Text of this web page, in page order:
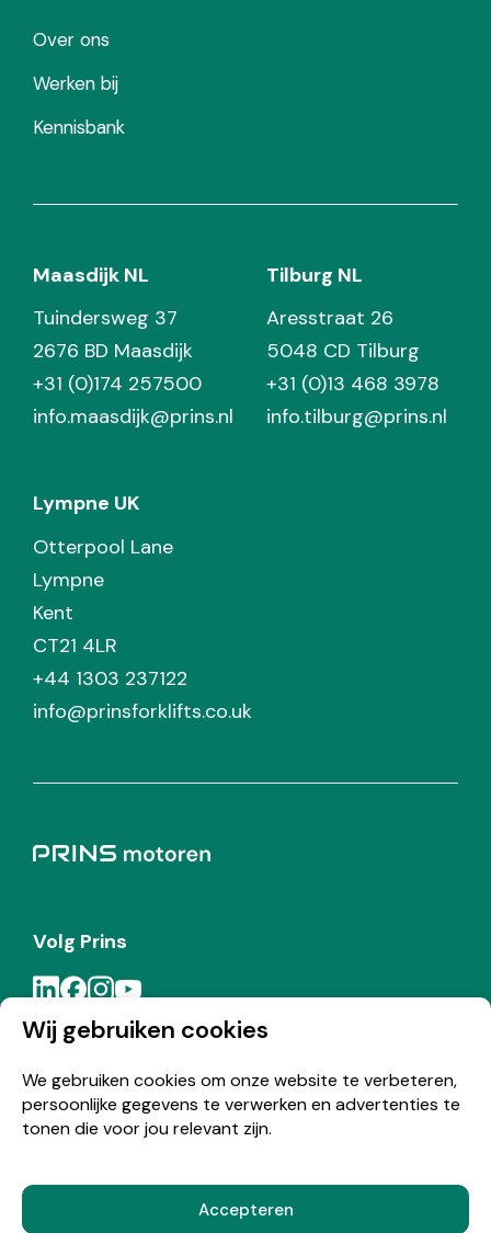
Wij gebruiken cookies
We gebruiken cookies om onze website te verbeteren,
persoonlijke gegevens te verwerken en advertenties te
tonen die voor jou relevant zijn.
Accepteren
Over ons
Werken bij
Kennisbank
Maasdijk NL
Tuindersweg 37
2676 BD Maasdijk
+31 (0)174 257500
info.maasdijk@prins.nl
Tilburg NL
Aresstraat 26
5048 CD Tilburg
+31 (0)13 468 3978
info.tilburg@prins.nl
Lympne UK
Otterpool Lane
Lympne
Kent
CT21 4LR
+44 1303 237122
info@prinsforklifts.co.uk
Volg Prins
Meld je aan voor de Prins nieuwsbrief